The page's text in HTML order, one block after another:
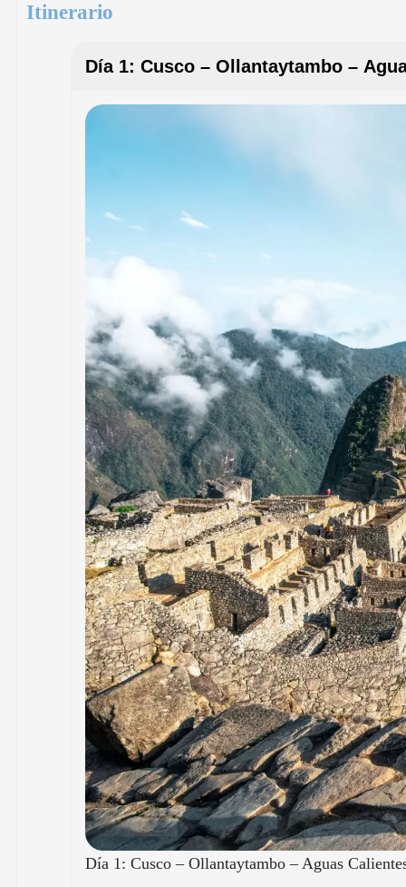
Itinerario
Día 1: Cusco – Ollantaytambo –
Día 1: Cusco – Ollantaytambo – Aguas